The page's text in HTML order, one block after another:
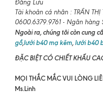
Đăng Lưu
Tài khoản cá nhân : TRẦN THỊ
0600.6379.9761 - Ngân
Ngoài ra, chúng tôi còn cung
gồ,lưới b40 mạ kẽm, lưới b40
ĐẶC BIỆT CÓ CHIẾT KHẤU
MỌI THẮC MẮC VUI LÒNG
Ms.Linh